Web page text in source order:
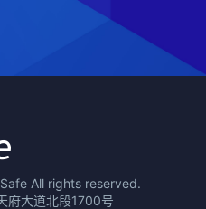
All rights reserved.
府大道北段1700号